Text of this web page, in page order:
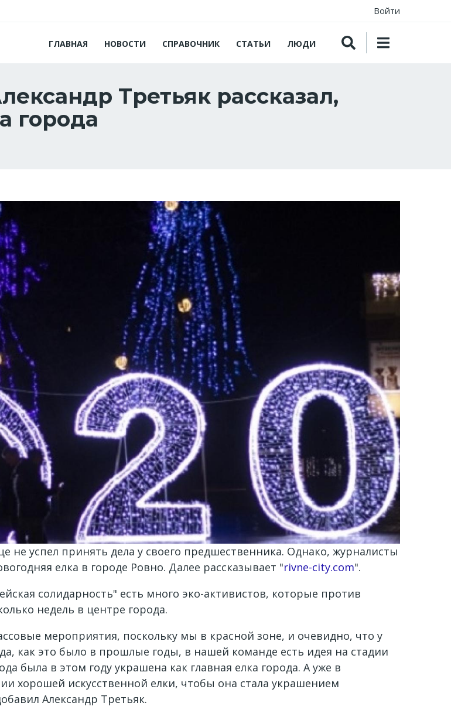
Войти
ГЛАВНАЯ НОВОСТИ СПРАВОЧНИК СТАТЬИ ЛЮДИ
Третьяк рассказал,
города
успел принять дела у своего предшественника. Однако, журналисты
елка в городе Ровно. Далее рассказывает "rivne-city.com".
солидарность" есть много эко-активистов, которые против
недель в центре города.
мероприятия, поскольку мы в красной зоне, и очевидно, что у
как это было в прошлые годы, в нашей команде есть идея на стадии
была в этом году украшена как главная елка города. А уже в
хорошей искусственной елки, чтобы она стала украшением
Александр Третьяк.